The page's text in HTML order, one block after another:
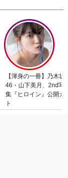
【渾身の一冊】乃木坂
46・山下美月、2nd写
集『ヒロイン』公開カ
ト